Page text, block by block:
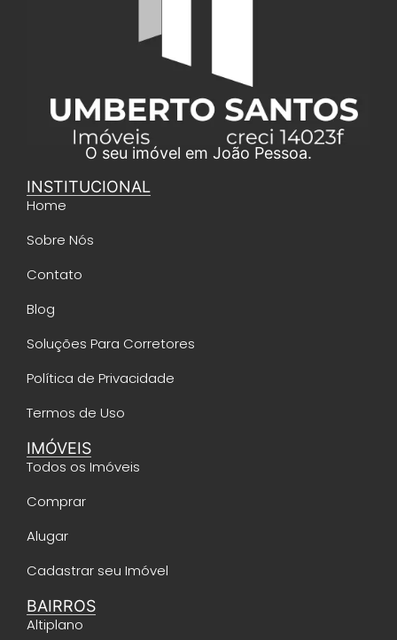
O seu imóvel em João Pessoa.
INSTITUCIONAL
Home
Sobre Nós
Contato
Blog
Soluções Para Corretores
Política de Privacidade
Termos de Uso
IMÓVEIS
Todos os Imóveis
Comprar
Alugar
Cadastrar seu Imóvel
BAIRROS
Altiplano